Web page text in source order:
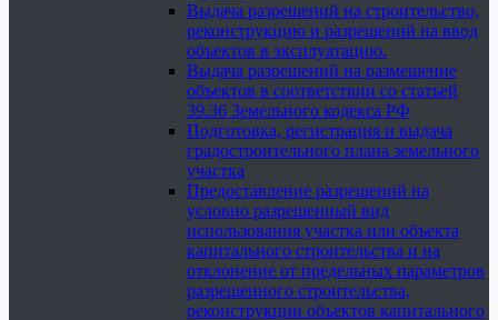
Выдача разрешений на строительство,
реконструкцию и разрешений на ввод
объектов в эксплуатацию.
Выдача разрешений на размещение
объектов в соответствии со статьей
39.36 Земельного кодекса РФ
Подготовка, регистрация и выдача
градостроительного плана земельного
участка
Предоставление разрешений на
условно разрешенный вид
использования участка или объекта
капитального строительства и на
отклонение от предельных параметров
разрешенного строительства,
реконструкции объектов капитального